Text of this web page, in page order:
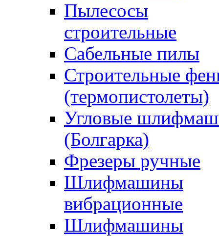
Пылесосы
строительные
Сабельные пилы
Строительные
(термопистолеты)
Угловые
(Болгарка)
Фрезеры ручные
Шлифмашины
вибрационные
Шлифмашины